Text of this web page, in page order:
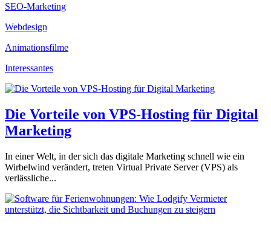
SEO-Marketing
Webdesign
Animationsfilme
Interessantes
Die Vorteile von VPS-Hosting für Digital
Marketing
In einer Welt, in der sich das digitale Marketing schnell wie ein
Wirbelwind verändert, treten Virtual Private Server (VPS) als
verlässliche...